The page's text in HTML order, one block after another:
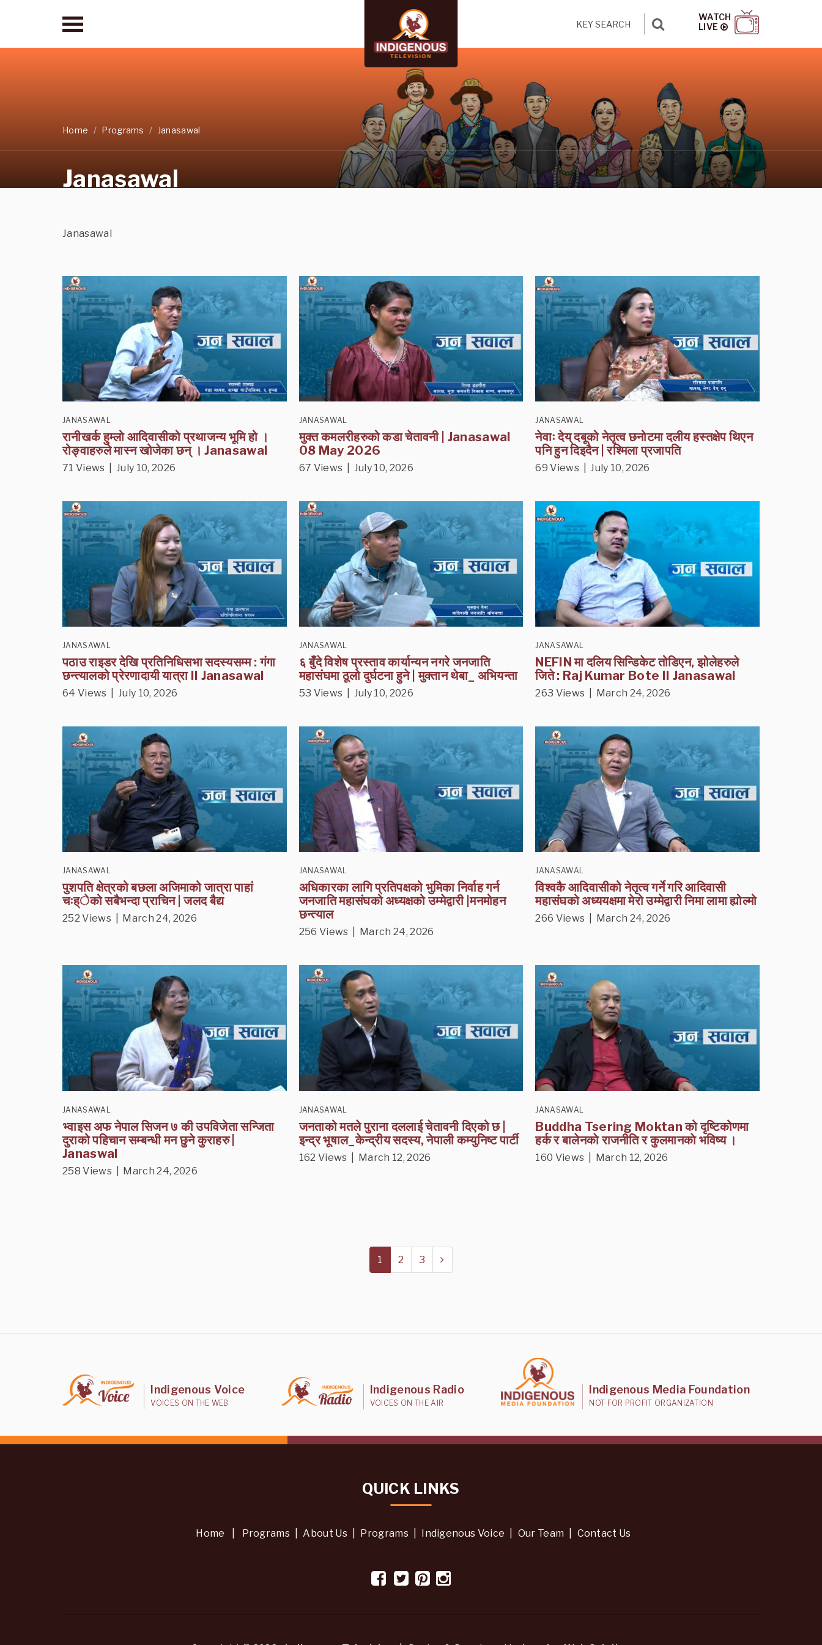
WATCH
LIVE
Home Programs Janasawal
Janasawal
Janasawal
JANASAWAL
रानीखर्क हुम्लो आदिवासीको प्रथाजन्य भूमि हो ।
रोङ्वाहरुले मास्न खोजेका छन् । Janasawal
71 Views | July 10, 2026
JANASAWAL
मुक्त कमलरीहरुको कडा चेतावनी | Janasawal
08 May 2026
67 Views | July 10, 2026
JANASAWAL
नेवाः देय् दबूको नेतृत्व छनोटमा दलीय हस्तक्षेप थिएन
पनि हुन दिइदैन | रश्मिला प्रजापति
69 Views | July 10, 2026
JANASAWAL
पठाउ राइडर देखि प्रतिनिधिसभा सदस्यसम्म : गंगा
छन्त्यालको प्रेरणादायी यात्रा II Janasawal
64 Views | July 10, 2026
JANASAWAL
६ बुँदे विशेष प्रस्ताव कार्यान्यन नगरे जनजाति
महासंघमा ठूलो दुर्घटना हुने | मुक्तान थेबा_ अभियन्ता
53 Views | July 10, 2026
JANASAWAL
NEFIN मा दलिय सिन्डिकेट तोडिएन, झोलेहरुले
जिते : Raj Kumar Bote II Janasawal
263 Views | March 24, 2026
JANASAWAL
पुशपति क्षेत्रको बछला अजिमाको जात्रा पाहां
चःह्ेको सबैभन्दा प्राचिन | जलद बैद्य
252 Views | March 24, 2026
JANASAWAL
अधिकारका लागि प्रतिपक्षको भुमिका निर्वाह गर्न
जनजाति महासंघको अध्यक्षको उम्मेद्वारी |मनमोहन
छन्त्याल
256 Views | March 24, 2026
JANASAWAL
विश्वकै आदिवासीको नेतृत्व गर्ने गरि आदिवासी
महासंघको अध्ययक्षमा मेरो उम्मेद्वारी निमा लामा ह्योल्मो
266 Views | March 24, 2026
JANASAWAL
भ्वाइस अफ नेपाल सिजन ७ की उपविजेता सन्जिता
दुराको पहिचान सम्बन्धी मन छुने कुराहरु |
Janaswal
258 Views | March 24, 2026
JANASAWAL
जनताको मतले पुराना दललाई चेतावनी दिएको छ |
इन्द्र भूषाल_केन्द्रीय सदस्य, नेपाली कम्युनिष्ट पार्टी
162 Views | March 12, 2026
JANASAWAL
Buddha Tsering Moktan को दृष्टिकोणमा
हर्क र बालेनकाे राजनीति र कुलमानकाे भविष्य ।
160 Views | March 12, 2026
1 2 3
Indigenous Voice
VOICES ON THE WEB
Indigenous Radio
VOICES ON THE AIR
Indigenous Media Foundation
NOT FOR PROFIT ORGANIZATION
QUICK LINKS
Home Programs About Us Programs Indigenous Voice Our Team Contact Us